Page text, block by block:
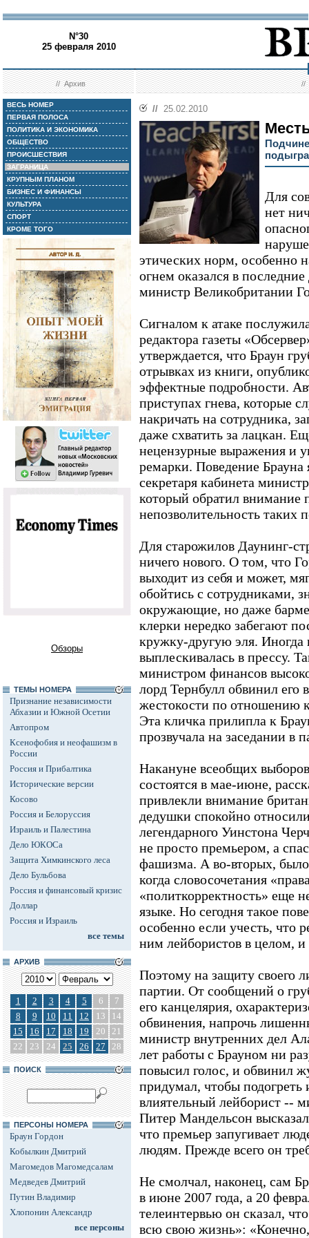
N°30
25 февраля 2010
//Архив //
ВЕСЬ НОМЕР
ПЕРВАЯ ПОЛОСА
ПОЛИТИКА И ЭКОНОМИКА
ОБЩЕСТВО
ПРОИСШЕСТВИЯ
ЗАГРАНИЦА
КРУПНЫМ ПЛАНОМ
БИЗНЕС И ФИНАНСЫ
КУЛЬТУРА
СПОРТ
КРОМЕ ТОГО
Обзоры
ТЕМЫ НОМЕРА
Признание независимости
Абхазии и Южной Осетии
Автопром
Ксенофобия и неофашизм в
России
Россия и Прибалтика
Исторические версии
Косово
Россия и Белоруссия
Израиль и Палестина
Дело ЮКОСа
Защита Химкинского леса
Дело Бульбова
Россия и финансовый кризис
Доллар
Россия и Израиль
все темы
АРХИВ
1 2 3 4 5 6
7
8
9 10 11 12 13
14
15
16 17 18 19 20
21
22
23 24 25 26 27 28
ПОИСК
ПЕРСОНЫ НОМЕРА
Браун Гордон
Кобылкин Дмитрий
Магомедов Магомедсалам
Медведев Дмитрий
Путин Владимир
Хлопонин Александр
все персоны
// 25.02.2010
Для
нет
этических норм, особенно
огнем оказался в
министр Великобритании
Сигналом к атаке
редактора газеты
утверждается, что Браун
отрывках из книги,
эффектные подробности.
приступах гнева, которые
накричать на сотрудника,
даже схватить за лацкан.
нецензурные выражения и
ремарки. Поведение Брауна
секретаря кабинета
который обратил внимание
непозволительность таких
Для старожилов Даунинг-
ничего нового. О том, что
выходит из себя и может,
обойтись с сотрудниками,
окружающие, но даже
клерки нередко забегают
кружку-другую эля.
выплескивалась в прессу.
министром финансов
лорд Тернбулл обвинил его
жестокости по отношению
Эта кличка прилипла к
прозвучала на заседании в
Накануне всеобщих
состоятся в мае-июне,
привлекли внимание
дедушки спокойно
легендарного Уинстона
не просто премьером, а
фашизма. А во-вторых, было
когда словосочетания
«политкорректность» еще
языке. Но сегодня такое
особенно если учесть, что
ним лейбористов в целом, и
Поэтому на защиту своего
партии. От сообщений о
его канцелярия,
обвинения, напрочь
министр внутренних дел
лет работы с Брауном ни
повысил голос, и обвинил
придумал, чтобы подогреть
влиятельный лейборист --
Питер Мандельсон
что премьер запугивает
людям. Прежде всего он
Не смолчал, наконец, сам
в июне 2007 года, а 20
телеинтервью он сказал,
всю свою жизнь»: